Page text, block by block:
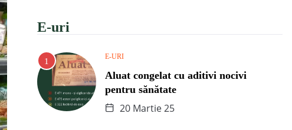
E-uri
E-URI
Aluat congelat cu aditivi nocivi
pentru sănătate
20 Martie 25